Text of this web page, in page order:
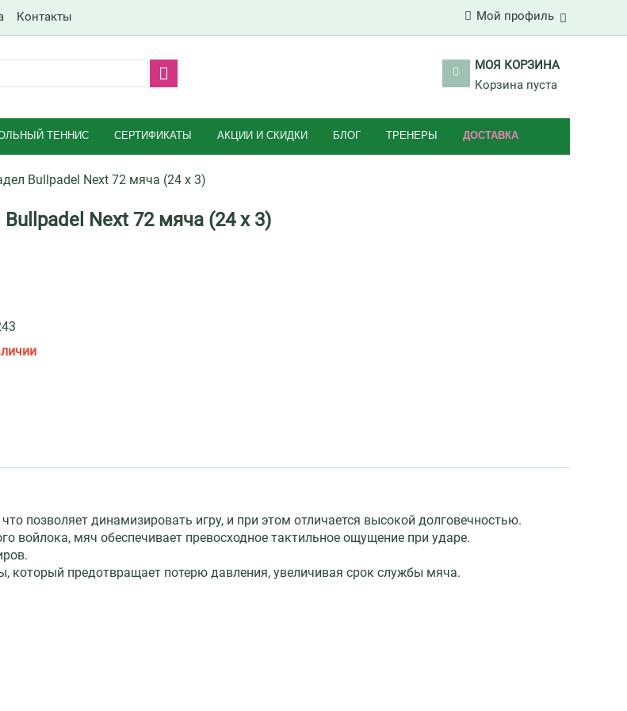
Контакты Мой профиль
МОЯ КОРЗИНА
Корзина пуста
ТЕННИС СЕРТИФИКАТЫ АКЦИИ И СКИДКИ БЛОГ ТРЕНЕРЫ ДОСТАВКА
Bullpadel Next 72 мяча (24 х 3)
Next 72 мяча (24 х 3)
позволяет динамизировать игру, и при этом отличается высокой долговечностью.
войлока, мяч обеспечивает превосходное тактильное ощущение при ударе.
который предотвращает потерю давления, увеличивая срок службы мяча.